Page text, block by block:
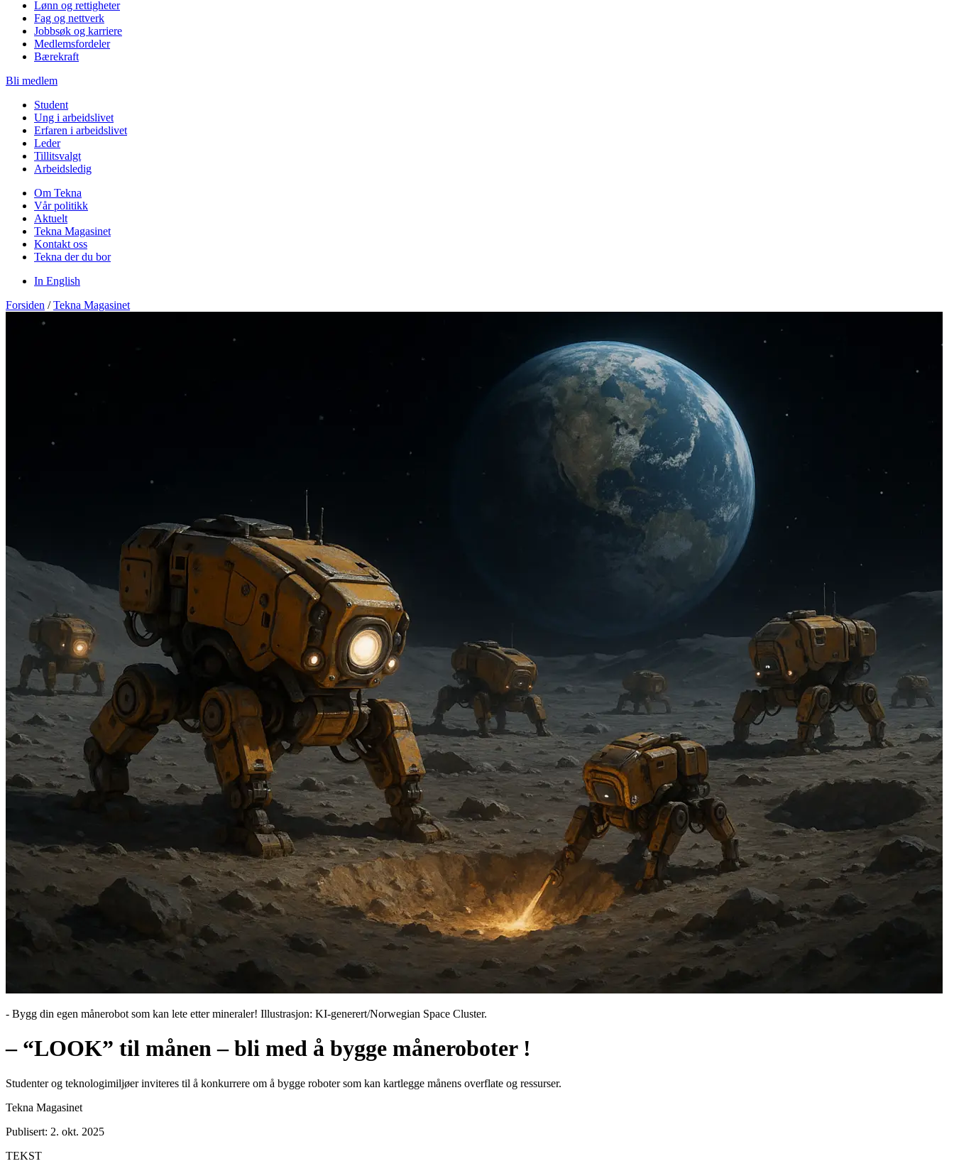
Lønn og rettigheter
Fag og nettverk
Jobbsøk og karriere
Medlemsfordeler
Bærekraft
Bli medlem
Student
Ung i arbeidslivet
Erfaren i arbeidslivet
Leder
Tillitsvalgt
Arbeidsledig
Om Tekna
Vår politikk
Aktuelt
Tekna Magasinet
Kontakt oss
Tekna der du bor
In English
Forsiden / Tekna Magasinet
- Bygg din egen månerobot som kan lete etter mineraler! Illustrasjon: KI-generert/Norwegian Space Cluster.
– “LOOK” til månen – bli med å bygge måneroboter !
Studenter og teknologimiljøer inviteres til å konkurrere om å bygge roboter som kan kartlegge månens overflate og ressurser.
Tekna Magasinet
Publisert: 2. okt. 2025
TEKST